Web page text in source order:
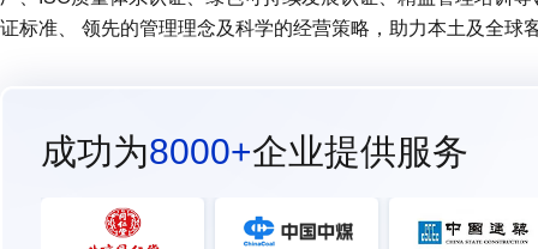
证标准、 领先的管理理念及科学的经营策略，助力本土及全球
成功为8000+企业提供服务